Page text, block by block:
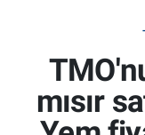
mısır
Tarımsal
Tarım
Tüm
Son Dakika